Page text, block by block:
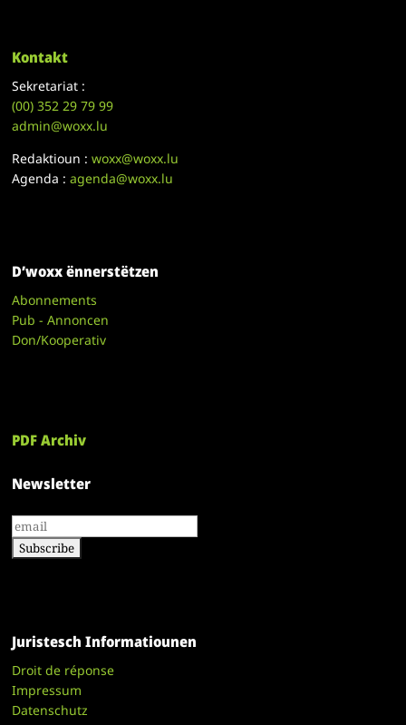
Kontakt
Sekretariat :
(00)352 29 79 99
admin@woxx.lu
Redaktioun :woxx@woxx.lu
Agenda :agenda@woxx.lu
D’woxx ënnerstëtzen
Abonnements
Pub - Annoncen
Don/Kooperativ
PDF Archiv
Newsletter
Juristesch Informatiounen
Droit de réponse
Impressum
Datenschutz